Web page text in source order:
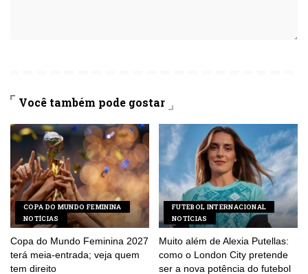
Você também pode gostar
COPA DO MUNDO FEMININA
NOTÍCIAS
Copa do Mundo Feminina 2027
terá meia-entrada; veja quem
tem direito
FUTEBOL INTERNACIONAL
NOTÍCIAS
Muito além de Alexia Putellas:
como o London City pretende
ser a nova potência do futebol